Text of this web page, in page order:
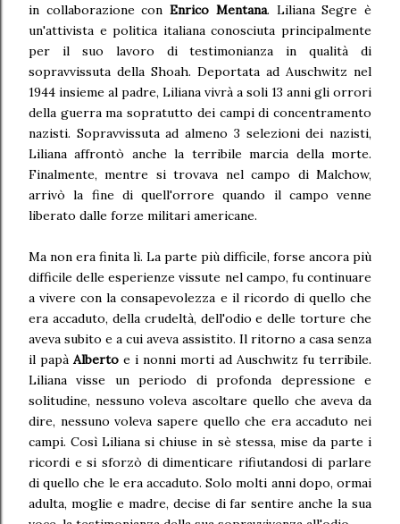
in collaborazione conEnrico Mentana. Liliana Segre è
un'attivista e politica italiana conosciuta principalmente
per il suo lavoro di testimonianza in qualità di
sopravvissuta della Shoah. Deportata ad Auschwitz nel
1944 insieme al padre, Liliana vivrà a soli 13 anni gli orrori
della guerra ma sopratutto dei campi di concentramento
nazisti. Sopravvissuta ad almeno 3 selezioni dei nazisti,
Liliana affrontò anche la terribile marcia della morte.
Finalmente, mentre si trovava nel campo di Malchow,
arrivò la fine di quell'orrore quando il campo venne
liberato dalle forze militari americane.
Ma non era finita lì. La parte più difficile, forse ancora più
difficile delle esperienze vissute nel campo, fu continuare
a vivere con la consapevolezza e il ricordo di quello che
era accaduto, della crudeltà, dell'odio e delle torture che
aveva subito e a cui aveva assistito. Il ritorno a casa senza
il papà Alberto e i nonni morti ad Auschwitz fu terribile.
Liliana visse un periodo di profonda depressione e
solitudine, nessuno voleva ascoltare quello che aveva da
dire, nessuno voleva sapere quello che era accaduto nei
campi. Così Liliana si chiuse in sè stessa, mise da parte i
ricordi e si sforzò di dimenticare rifiutandosi di parlare
di quello che le era accaduto. Solo molti anni dopo, ormai
adulta, moglie e madre, decise di far sentire anche la sua